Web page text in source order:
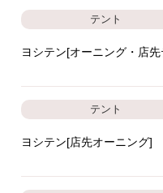
テント
ヨシテン[オーニング・店
テント
ヨシテン[店先オーニング]